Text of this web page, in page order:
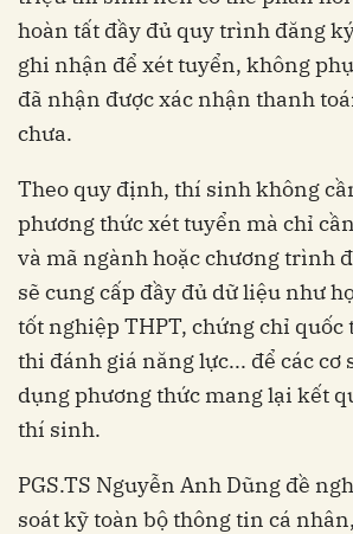
hoàn tất đầy đủ quy trình đăng
ghi nhận để xét tuyển, không
đã nhận được xác nhận thanh
chưa.
Theo quy định, thí sinh không
phương thức xét tuyển mà chỉ
và mã ngành hoặc chương trình
sẽ cung cấp đầy đủ dữ liệu như
tốt nghiệp THPT, chứng chỉ quốc
thi đánh giá năng lực... để các cơ
dụng phương thức mang lại kết
thí sinh.
PGS.TS Nguyễn Anh Dũng đề
soát kỹ toàn bộ thông tin cá